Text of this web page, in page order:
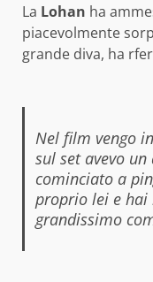
La Lohan ha
piacevolmente
grande diva, ha
Nel film vengo
sul set avevo
cominciato a
proprio lei e hai
grandissimo